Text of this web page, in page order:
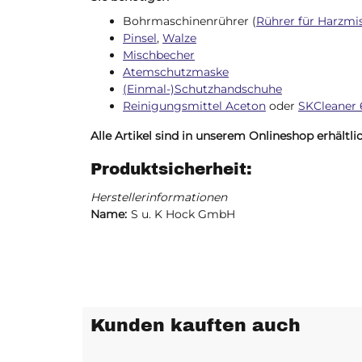
Bohrmaschinenrührer (Rührer für
Pinsel, Walze
Mischbecher
Atemschutzmaske
(Einmal-)Schutzhandschuhe
Reinigungsmittel Aceton oder SKCleaner
Alle Artikel sind in unserem Onlineshop
Produktsicherheit:
Herstellerinformationen
Name: S u. K Hock GmbH
Kunden kauften auch